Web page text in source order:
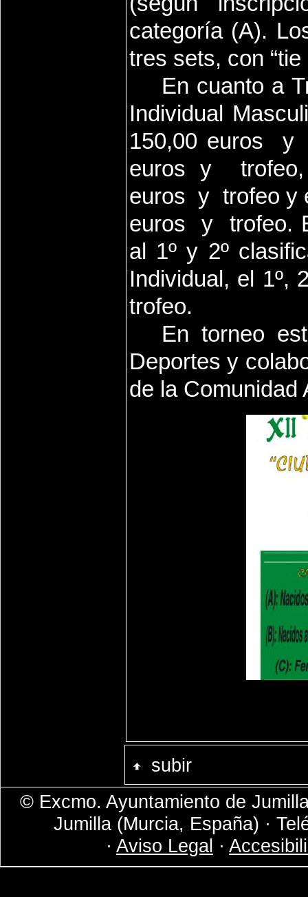
categoría (A).
tres sets, con
En cuanto a
Individual
150,00 euros
y
euros y
euros y trofeo y
euros
y
trofeo.
al 1º y 2º
Individual, el 1º,
trofeo.
En torneo
Deportes y
de la Comunidad
subir
© Excmo. Ayuntamiento de
Jumilla (Murcia, España) ·
· Aviso Legal ·